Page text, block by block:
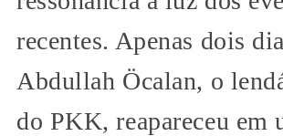
recentes. Apenas dois
Abdullah Öcalan, o
do PKK, reapareceu em